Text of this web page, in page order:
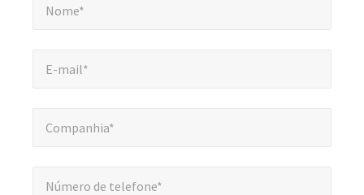
Nome*
E-mail*
Companhia*
Número de telefone*